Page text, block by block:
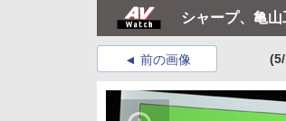
シャープ、亀
前の画像